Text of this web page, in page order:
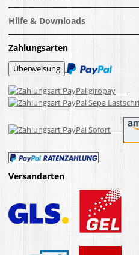
Hilfe & Downloads
Zahlungsarten
Versandarten